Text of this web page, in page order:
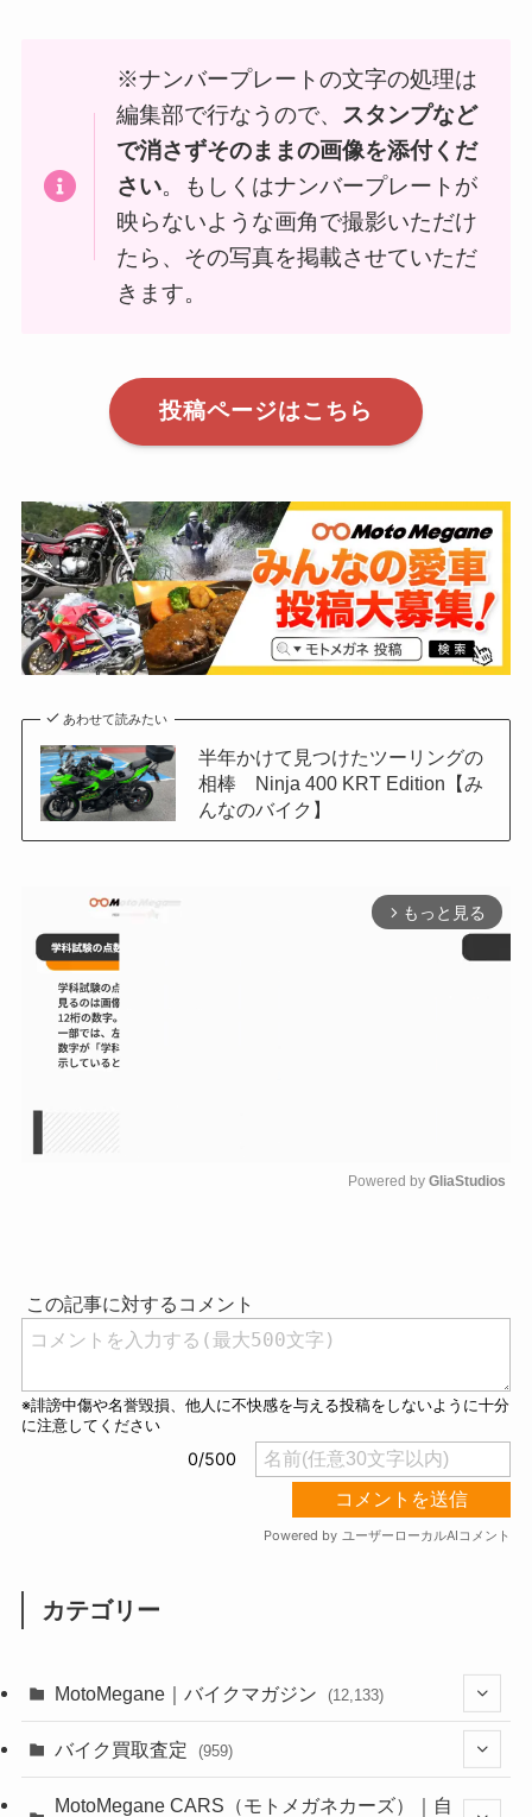
※ナンバープレートの文字の処理は
編集部で行なうので、
スタンプなど
で消さずそのままの画像を添付くだ
さい。もしくはナンバープレートが
映らないような画角で撮影いただけ
たら、その写真を掲載させていただ
きます。
投稿ページはこちら
あわせて読みたい
半年かけて見つけたツーリングの
相棒 Ninja 400 KRT Edition【み
んなのバイク】
arrow_forward_ios もっと見る
Powered by GliaStudios
カテゴリー
MotoMegane｜バイクマガジン (12,133)
(44)
バイク買取査定 (959)
(352)
MotoMegane CARS（モトメガネカーズ）｜自